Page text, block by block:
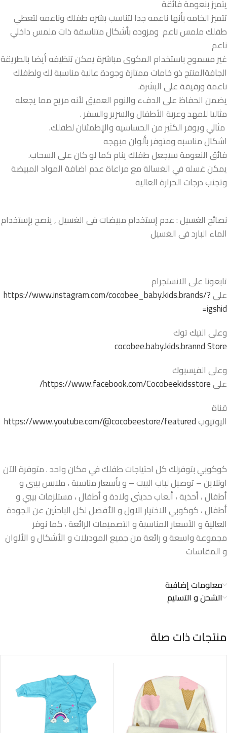
يتميز بنعومة فائقة
تتميز الخامه بأنها ناعمه جدا لتناسب بشره طفلك وناعمه لتعطي
طفلك ملمس ناعم ومزوده بأشكال متناسقة ذات ملمس داخلي
ناعم
غير مسموح باستخدام المكوى مباشرة يمكن تنظيفه أيضا بالطريقة
الجافةالمنتج ذو خامات ممتازة وجودة عالية مناسبة لك ولطفلك
ناعمة ورقيقة على البشرة.
يضمن الحفاظ على الدفء والنوم العميق لأنه مريح مما يجعله
مثاليا للمهد وعربة الأطفال والسرير والسفر .
مثالي ويوفر الكثير من الحساسيه والإطمئنان لطفلك.
اشكال مناسبه ومتوفر بألوان مبهجه
فائق النعومة سيجعل طفلك ينام كما لو كان على السحاب.
يمكن غسله في الغسالة مع مراعاة عدم اضافة المواد المبيضة
وتجنب درجات الحرارة العالية
نصائح الغسيل : عدم إستخدام مبيضات فى الغسيل , ينصح بإستخدام
الماء البارد فى الغسيل
تابعونا على الانستجرام
علىhttps://www.instagram.com/cocobee_baby.kids.brands/?
igshid=
وعلى التيك توك
cocobee.baby.kids.brannd Store
وعلى الفيسبوك
علىhttps://www.facebook.com/Cocobeekidsstore/
قناة
اليوتيوبhttps://www.youtube.com/@cocobeestore/featured
كوكوبي بتوفرلك كل احتياجات طفلك في مكان واحد . متوفرة الآن
اونلاين – توصيل لباب البيت – و بأسعار مناسبة ، ملابس بيبي و
أطفال ، أحذية ، ألعاب حديثي ولادة و أطفال ، مستلزمات بيبي و
أطفال ، كوكوبي الاختيار الاول و الأفضل لكل الباحثين عن الجودة
العالية و الأسعار المناسبة و التصميمات الرائعة ، كما نوفر
مجموعة واسعة و رائعة من جميع الموديلات و الأشكال و الألوان
و المقاسات
معلومات إضافية
الشحن و التسليم
منتجات ذات صلة